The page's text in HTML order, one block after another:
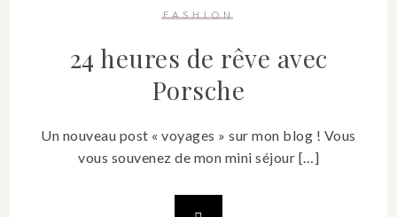
FASHION
24 heures de rêve avec
Porsche
Un nouveau post « voyages » sur mon blog ! Vous
vous souvenez de mon mini séjour […]